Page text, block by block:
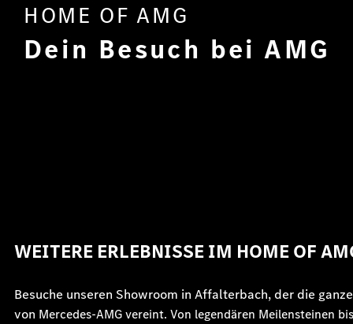
HOME OF AMG
Dein Besuch bei AMG
WEITERE ERLEBNISSE IM HOME OF
Besuche unseren Showroom in Affalterbach, der die
von Mercedes-AMG vereint. Von legendären Meilensteinen